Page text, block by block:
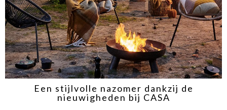
Een stijlvolle nazomer dankzij de
nieuwigheden bij CASA